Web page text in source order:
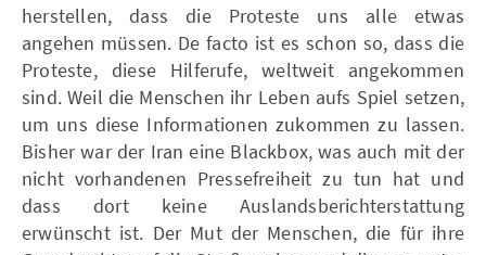
herstellen, dass die Proteste uns alle etwas
angehen müssen. De facto ist es schon so, dass die
Proteste, diese Hilferufe, weltweit angekommen
sind. Weil die Menschen ihr Leben aufs Spiel setzen,
um uns diese Informationen zukommen zu lassen.
Bisher war der Iran eine Blackbox, was auch mit der
nicht vorhandenen Pressefreiheit zu tun hat und
dass dort keine Auslandsberichterstattung
erwünscht ist. Der Mut der Menschen, die für ihre